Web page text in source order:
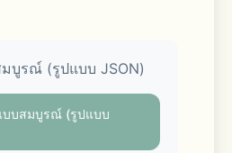
Talk with screen
Voice Talk or Face
บูรณ์ (รูปแบบ JSON)
บสมบูรณ์ (รูปแบบ